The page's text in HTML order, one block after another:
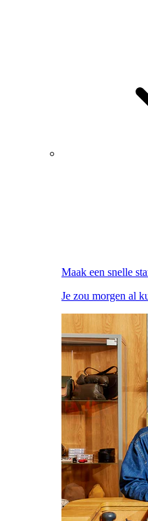
Maak een snelle
Je zou morgen al